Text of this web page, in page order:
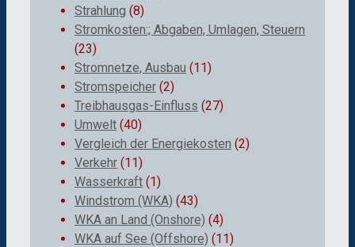
Strahlung (8)
Stromkosten:; Abgaben, Umlagen, Steuern
(23)
Stromnetze, Ausbau (11)
Stromspeicher (2)
Treibhausgas-Einfluss (27)
Umwelt (40)
Vergleich der Energiekosten (2)
Verkehr (11)
Wasserkraft (1)
Windstrom (WKA) (43)
WKA an Land (Onshore) (4)
WKA auf See (Offshore) (11)